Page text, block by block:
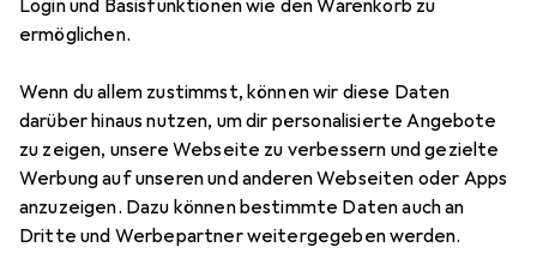
Login und Basisfunktionen wie den Warenkorb zu
ermöglichen.
Wenn du allem zustimmst, können wir diese Daten
darüber hinaus nutzen, um dir personalisierte Angebote
zu zeigen, unsere Webseite zu verbessern und gezielte
Werbung auf unseren und anderen Webseiten oder Apps
anzuzeigen. Dazu können bestimmte Daten auch an
Dritte und Werbepartner weitergegeben werden.
Funko POP! - Spider-Man - No Way
Home: Doctor Strange
Preis in EUR inkl. MwSt.
EUR
21,46
Schneller lieferbar